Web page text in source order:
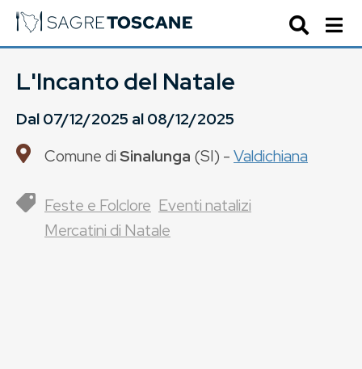
L'Incanto del Natale
Dal07/12/2025 al08/12/2025
Comune diSinalunga (SI) -Valdichiana
Feste e Folclore Eventi natalizi
Mercatini di Natale